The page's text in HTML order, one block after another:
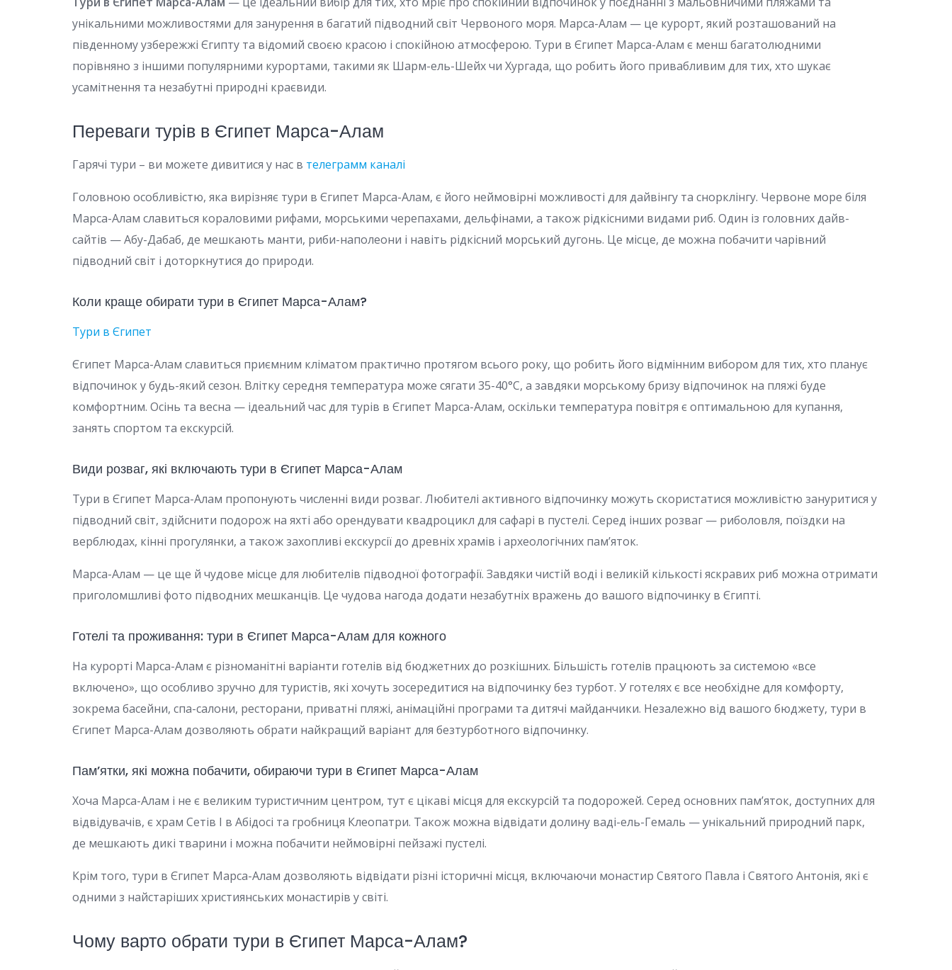
унікальними можливостями для занурення в багатий підводний світ Червоного моря. Марса-Алам — це курорт, який розташований на
південному узбережжі Єгипту та відомий своєю красою і спокійною атмосферою. Тури в Єгипет Марса-Алам є менш багатолюдними
порівняно з іншими популярними курортами, такими як Шарм-ель-Шейх чи Хургада, що робить його привабливим для тих, хто шукає
усамітнення та незабутні природні краєвиди.
Переваги турів в Єгипет Марса-Алам
Гарячі тури – ви можете дивитися у нас в телеграмм каналі
Головною особливістю, яка вирізняє тури в Єгипет Марса-Алам, є його неймовірні можливості для дайвінгу та снорклінгу. Червоне море біля
Марса-Алам славиться кораловими рифами, морськими черепахами, дельфінами, а також рідкісними видами риб. Один із головних дайв-
сайтів — Абу-Дабаб, де мешкають манти, риби-наполеони і навіть рідкісний морський дугонь. Це місце, де можна побачити чарівний
підводний світ і доторкнутися до природи.
Коли краще обирати тури в Єгипет Марса-Алам?
Тури в Єгипет
Єгипет Марса-Алам славиться приємним кліматом практично протягом всього року, що робить його відмінним вибором для тих, хто планує
відпочинок у будь-який сезон. Влітку середня температура може сягати 35-40°C, а завдяки морському бризу відпочинок на пляжі буде
комфортним. Осінь та весна — ідеальний час для турів в Єгипет Марса-Алам, оскільки температура повітря є оптимальною для купання,
занять спортом та екскурсій.
Види розваг, які включають тури в Єгипет Марса-Алам
Тури в Єгипет Марса-Алам пропонують численні види розваг. Любителі активного відпочинку можуть скористатися можливістю зануритися у
підводний світ, здійснити подорож на яхті або орендувати квадроцикл для сафарі в пустелі. Серед інших розваг — риболовля, поїздки на
верблюдах, кінні прогулянки, а також захопливі екскурсії до древніх храмів і археологічних пам’яток.
Марса-Алам — це ще й чудове місце для любителів підводної фотографії. Завдяки чистій воді і великій кількості яскравих риб можна отримати
приголомшливі фото підводних мешканців. Це чудова нагода додати незабутніх вражень до вашого відпочинку в Єгипті.
Готелі та проживання: тури в Єгипет Марса-Алам для кожного
На курорті Марса-Алам є різноманітні варіанти готелів від бюджетних до розкішних. Більшість готелів працюють за системою «все
включено», що особливо зручно для туристів, які хочуть зосередитися на відпочинку без турбот. У готелях є все необхідне для комфорту,
зокрема басейни, спа-салони, ресторани, приватні пляжі, анімаційні програми та дитячі майданчики. Незалежно від вашого бюджету, тури в
Єгипет Марса-Алам дозволяють обрати найкращий варіант для безтурботного відпочинку.
Пам’ятки, які можна побачити, обираючи тури в Єгипет Марса-Алам
Хоча Марса-Алам і не є великим туристичним центром, тут є цікаві місця для екскурсій та подорожей. Серед основних пам’яток, доступних для
відвідувачів, є храм Сетів І в Абідосі та гробниця Клеопатри. Також можна відвідати долину ваді-ель-Гемаль — унікальний природний парк,
де мешкають дикі тварини і можна побачити неймовірні пейзажі пустелі.
Крім того, тури в Єгипет Марса-Алам дозволяють відвідати різні історичні місця, включаючи монастир Святого Павла і Святого Антонія, які є
одними з найстаріших християнських монастирів у світі.
Чому варто обрати тури в Єгипет Марса-Алам?